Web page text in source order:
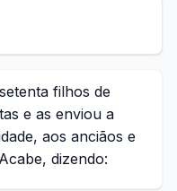
filhos de
e as enviou a
aos anciãos e
dizendo: